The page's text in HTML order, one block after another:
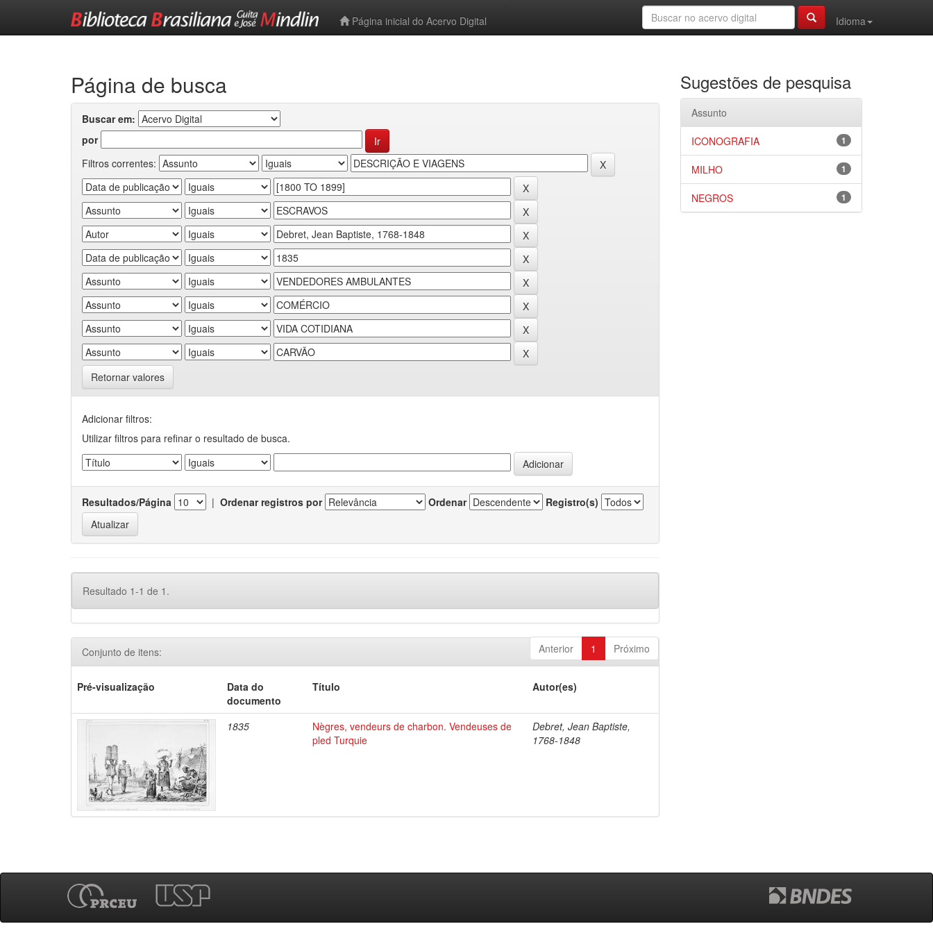
Página inicial do Acervo Digital
Idioma
Página de busca
Buscar em:
por
Filtros correntes:
Retornar valores
Adicionar filtros:
Utilizar filtros para refinar o resultado de busca.
Resultados/Página | Ordenar registros por Ordenar Registro(s)
Resultado 1-1 de 1.
Anterior 1 Próximo
Conjunto de itens:
Pré-visualização
Data do
documento
Título Autor(es)
1835
Nègres, vendeurs de charbon. Vendeuses de
pled Turquie
Debret, Jean Baptiste,
1768-1848
Sugestões de pesquisa
Assunto
1
ICONOGRAFIA
1
MILHO
1
NEGROS